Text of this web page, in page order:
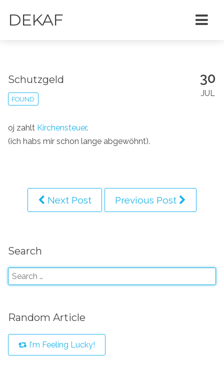
DEKAF
30
JUL
Schutzgeld
FOUND
oj zahlt Kirchensteuer.
(ich habs mir schon lange abgewöhnt).
Next Post Previous Post
Search
Random Article
I'm Feeling Lucky!